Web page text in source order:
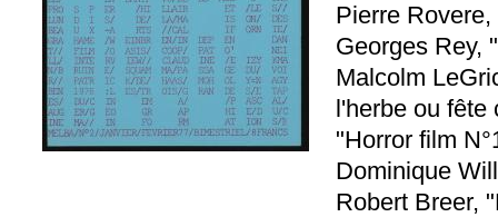
Pierre
Georges Rey,
Malcolm
l'herbe ou fête
"Horror film
Dominique
Robert Breer,